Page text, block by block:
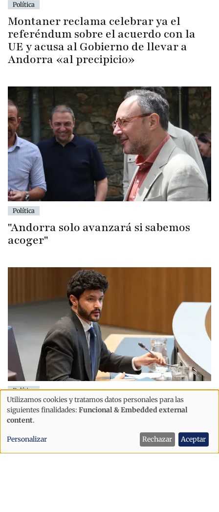
Política
Montaner reclama celebrar ya el
referéndum sobre el acuerdo con la
UE y acusa al Gobierno de llevar a
Andorra «al precipicio»
Política
"Andorra solo avanzará si sabemos
acoger"
Política
"Es grave que Andorra se comprometa
con la UE antes de escuchar al pueblo
andorrano"
Uso
de
datos
personales
Utilizamos cookies y tratamos datos personales para las
siguientes finalidades: Funcional & Embedded external
content.
Personalizar Rechazar Aceptar